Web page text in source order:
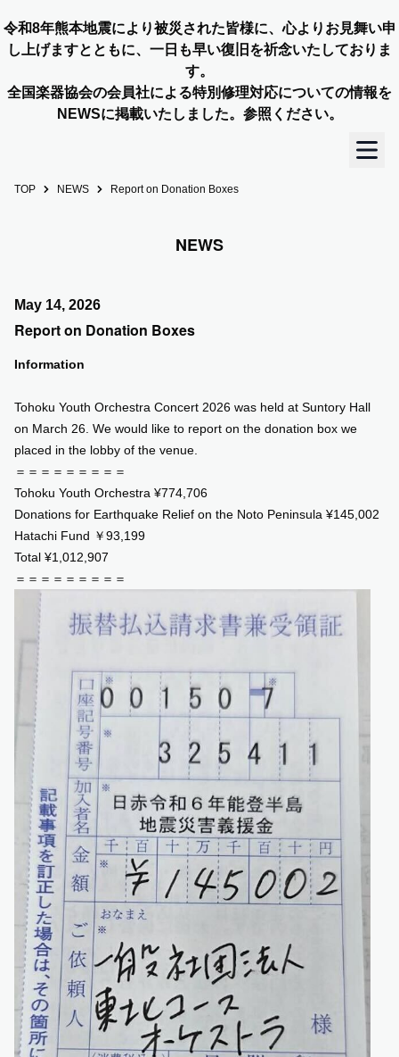
令和8年熊本地震により被災された皆様に、心よりお見舞い申
し上げますとともに、一日も早い復旧を祈念いたしておりま
す。
全国楽器協会の会員社による特別修理対応についての情報を
NEWSに掲載いたしました。参照ください。
TOP
OUR STORY
COMMUNITY
JP / EN
TOP NEWS Report on Donation Boxes
NEWS
May 14, 2026
Report on Donation Boxes
Information
Tohoku Youth Orchestra Concert 2026 was held at Suntory Hall
on March 26. We would like to report on the donation box we
placed in the lobby of the venue.
＝＝＝＝＝＝＝＝＝
Tohoku Youth Orchestra ¥774,706
Donations for Earthquake Relief on the Noto Peninsula ¥145,002
Hatachi Fund ￥93,199
Total ¥1,012,907
＝＝＝＝＝＝＝＝＝